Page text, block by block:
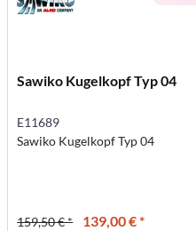
Sawiko Kugelkopf Typ 04
E11689
Sawiko Kugelkopf Typ 04
159,50 € * 139,00 € *